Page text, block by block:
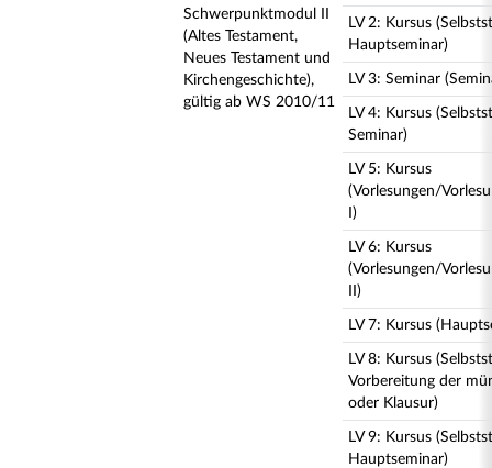
Schwerpunktmodul II
(Altes Testament,
Neues Testament und
Kirchengeschichte),
gültig ab WS 2010/11
LV 2: Kursus
Hauptseminar)
LV 3: Seminar
LV 4: Kursus
Seminar)
LV 5: Kursus
(Vorlesungen/
I)
LV 6: Kursus
(Vorlesungen/
II)
LV 7: Kursus
LV 8: Kursus
Vorbereitung der
oder Klausur)
LV 9: Kursus
Hauptseminar)